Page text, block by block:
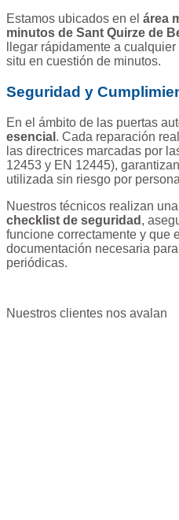
Estamos ubicados en el área
minutos de Sant Quirze de
llegar rápidamente a
situ en cuestión de minutos.
Seguridad y
En el ámbito de las puertas
esencial . Cada reparación
las directrices marcadas por
12453 y EN 12445),
utilizada sin riesgo por
Nuestros técnicos realizan una
checklist de seguridad ,
funcione correctamente y que
documentación necesaria
periódicas.
Nuestros clientes nos avalan